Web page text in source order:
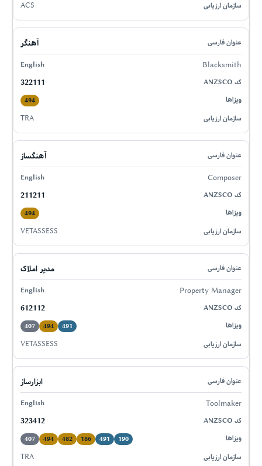
ACS
آهنگر
Blacksmith
322111
494
TRA
آهنگساز
Composer
211211
494
VETASSESS
مدیر املاک
Property Manager
612112
491
494
407
VETASSESS
ابزارساز
Toolmaker
323412
190
491
186
482
494
407
TRA